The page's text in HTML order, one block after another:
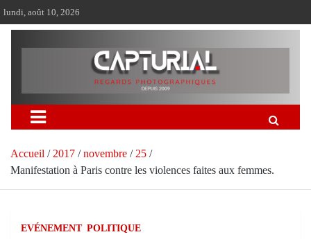
Aller
au
lundi, août 10, 2026
Accueil 2017 novembre
25
Manifestation à Paris contre les violences faites aux femmes.
EVÉNEMENT POLITIQUE